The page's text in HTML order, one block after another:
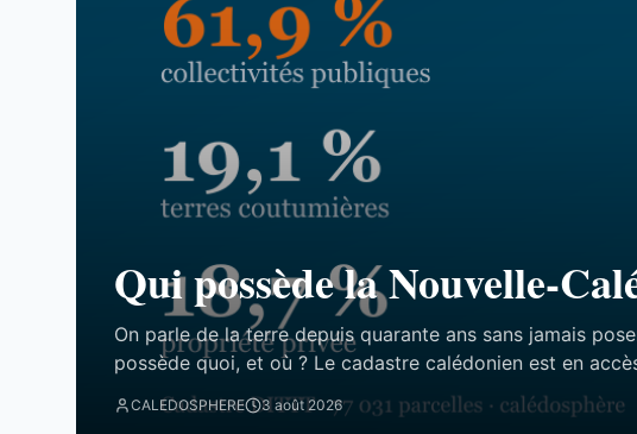
Qui possède la Nouvelle-
On parle de la terre depuis quarante ans sans jamais
possède quoi, et où ? Le cadastre calédonien est en
77 031 parcelles. Le résultat tient en trois chiffres — et
attend. Trois blocs, et un malentendu ...
CALEDOSPHERE 3 août 2026